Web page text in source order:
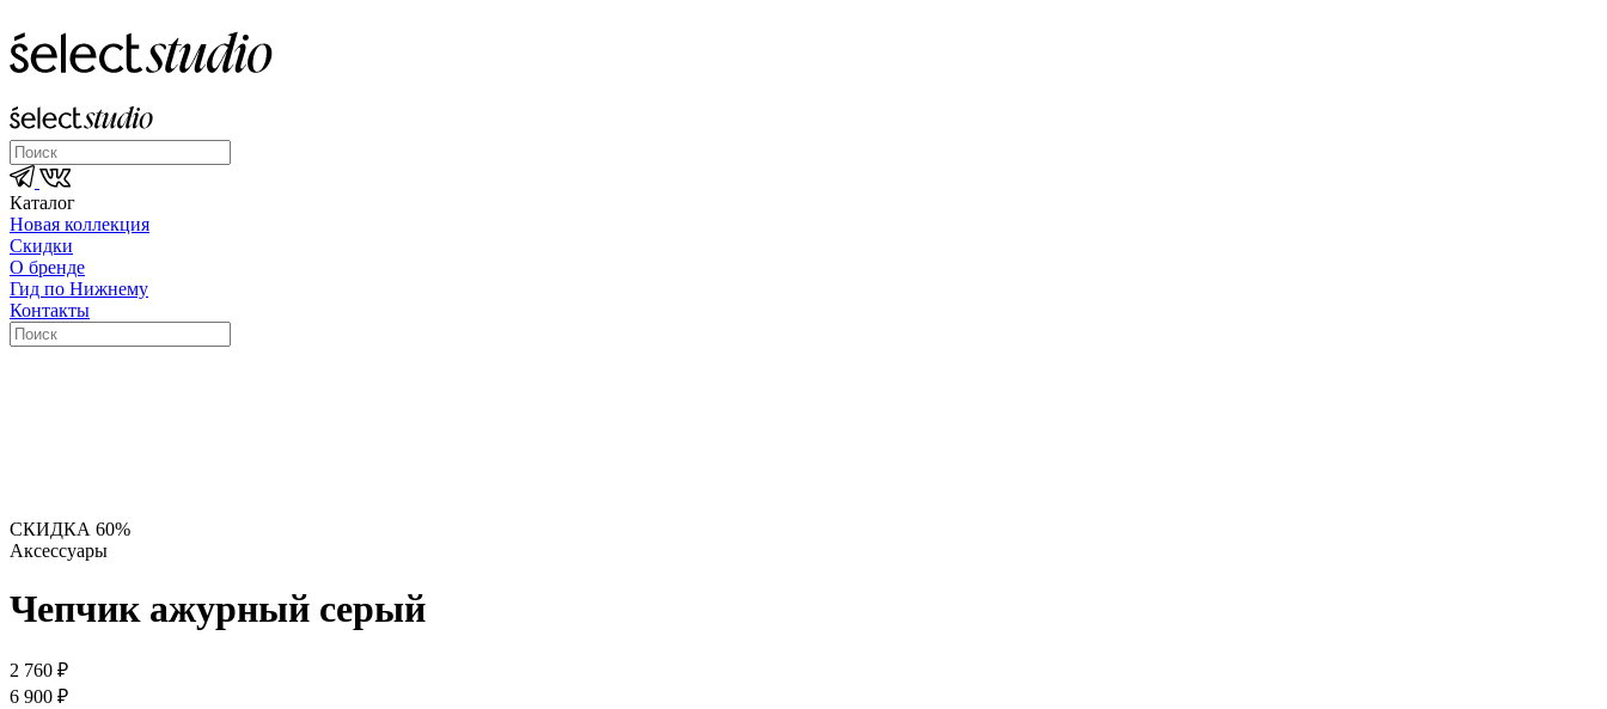
Каталог
Новая коллекция
Скидки
О бренде
Гид по Нижнему
Контакты
СКИДКА 60%
Аксессуары
Чепчик ажурный серый
2 760 ₽
6 900 ₽